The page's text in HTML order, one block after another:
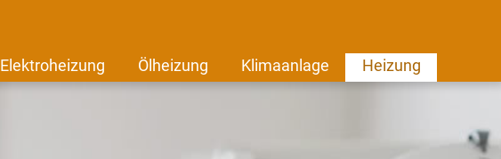
Elektroheizung Ölheizung Klimaanlage Heizung